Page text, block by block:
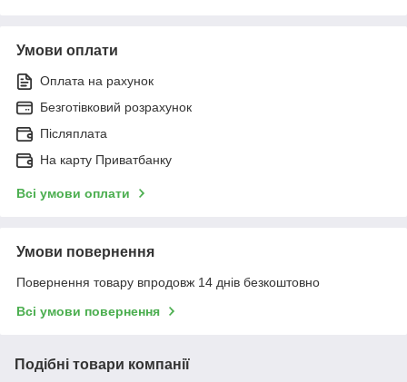
Умови оплати
Оплата на рахунок
Безготівковий розрахунок
Післяплата
На карту Приватбанку
Всі умови оплати
Умови повернення
Повернення товару впродовж 14 днів безкоштовно
Всі умови повернення
Подібні товари компанії